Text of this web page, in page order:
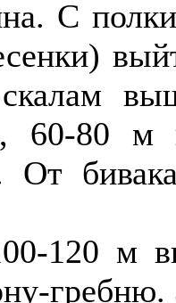
С
60-80 м
От
120 м
гребню.